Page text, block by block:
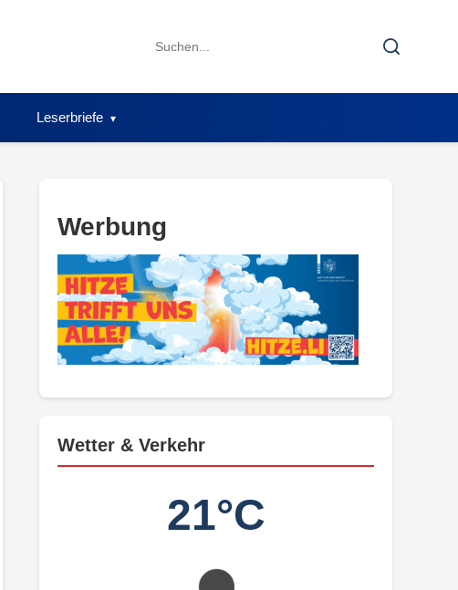
Search
Search
Leserbriefe
Werbung
Wetter & Verkehr
21°C